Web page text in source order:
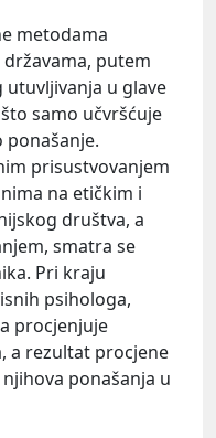
metodama
putem
u glave
samo učvršćuje
prisustvovanjem
na etičkim i
društva, a
smatra se
Pri kraju
psihologa,
procjenjuje
a rezultat procjene
ponašanja u